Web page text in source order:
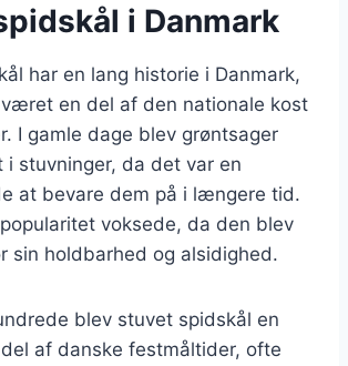
i Danmark
har en lang historie i Danmark,
en del af den nationale kost
I gamle dage blev grøntsager
stuvninger, da det var en
at bevare dem på i længere tid.
voksede, da den blev
sin holdbarhed og alsidighed.
blev stuvet spidskål en
af danske festmåltider, ofte